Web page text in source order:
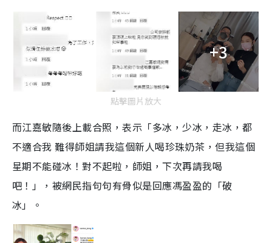
+3
點擊圖片放大
而江嘉敏隨後上載合照，表示「多冰，少冰，走冰，都
不適合我 難得師姐請我這個新人喝珍珠奶茶，但我這個
星期不能碰冰！對不起啦，師姐，下次再請我喝
吧！」，被網民指句句有骨似是回應馮盈盈的「破
冰」。